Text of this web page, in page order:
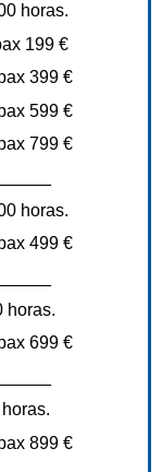
horas.
199 €
399 €
599 €
799 €
horas.
499 €
horas.
699 €
899 €